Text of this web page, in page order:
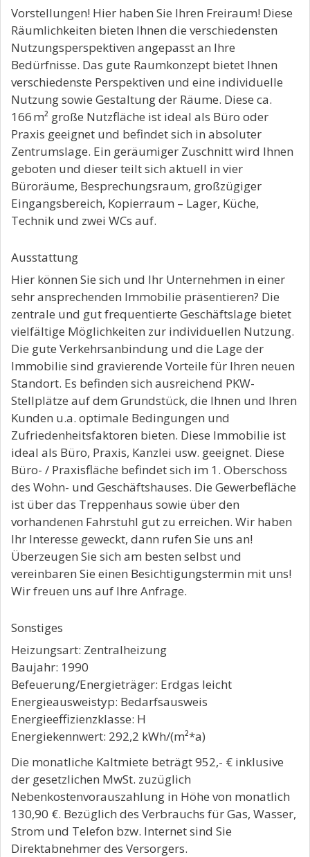
Vorstellungen! Hier haben Sie Ihren Freiraum! Diese
Räumlichkeiten bieten Ihnen die verschiedensten
Nutzungsperspektiven angepasst an Ihre
Bedürfnisse. Das gute Raumkonzept bietet Ihnen
verschiedenste Perspektiven und eine individuelle
Nutzung sowie Gestaltung der Räume. Diese ca.
166 m² große Nutzfläche ist ideal als Büro oder
Praxis geeignet und befindet sich in absoluter
Zentrumslage. Ein geräumiger Zuschnitt wird Ihnen
geboten und dieser teilt sich aktuell in vier
Büroräume, Besprechungsraum, großzügiger
Eingangsbereich, Kopierraum – Lager, Küche,
Technik und zwei WCs auf.
Ausstattung
Hier können Sie sich und Ihr Unternehmen in einer
sehr ansprechenden Immobilie präsentieren? Die
zentrale und gut frequentierte Geschäftslage bietet
vielfältige Möglichkeiten zur individuellen Nutzung.
Die gute Verkehrsanbindung und die Lage der
Immobilie sind gravierende Vorteile für Ihren neuen
Standort. Es befinden sich ausreichend PKW-
Stellplätze auf dem Grundstück, die Ihnen und Ihren
Kunden u.a. optimale Bedingungen und
Zufriedenheitsfaktoren bieten. Diese Immobilie ist
ideal als Büro, Praxis, Kanzlei usw. geeignet. Diese
Büro- / Praxisfläche befindet sich im 1. Oberschoss
des Wohn- und Geschäftshauses. Die Gewerbefläche
ist über das Treppenhaus sowie über den
vorhandenen Fahrstuhl gut zu erreichen. Wir haben
Ihr Interesse geweckt, dann rufen Sie uns an!
Überzeugen Sie sich am besten selbst und
vereinbaren Sie einen Besichtigungstermin mit uns!
Wir freuen uns auf Ihre Anfrage.
Sonstiges
Heizungsart: Zentralheizung
Baujahr: 1990
Befeuerung/Energieträger: Erdgas leicht
Energieausweistyp: Bedarfsausweis
Energieeffizienzklasse: H
Energiekennwert: 292,2 kWh/(m²*a)
Die monatliche Kaltmiete beträgt 952,- € inklusive
der gesetzlichen MwSt. zuzüglich
Nebenkostenvorauszahlung in Höhe von monatlich
130,90 €. Bezüglich des Verbrauchs für Gas, Wasser,
Strom und Telefon bzw. Internet sind Sie
Direktabnehmer des Versorgers.